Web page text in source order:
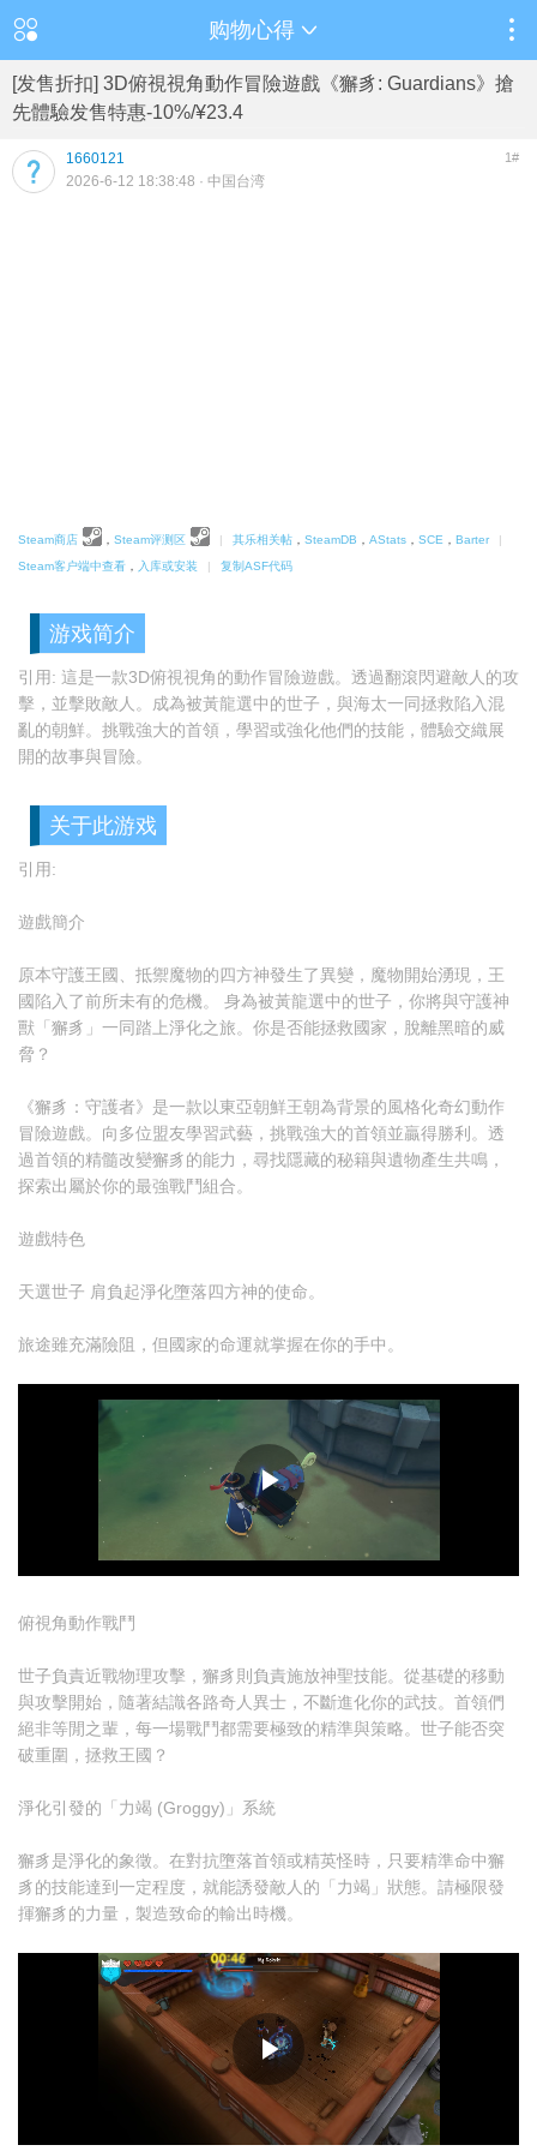
购物心得
[发售折扣] 3D俯視視角動作冒險遊戲《獬豸: Guardians》搶
先體驗发售特惠-10%/¥23.4
1660121 1#
2026-6-12 18:38:48 · 中国台湾
Steam商店 Steam评测区 | 其乐相关帖 SteamDB AStats SCE Barter
|
Steam客户端中查看
入库或安装 | 复制ASF代码
游戏简介
引用: 這是一款3D俯視視角的動作冒險遊戲。透過翻滾閃避敵人的攻
擊，並擊敗敵人。成為被黃龍選中的世子，與海太一同拯救陷入混
亂的朝鮮。挑戰強大的首領，學習或強化他們的技能，體驗交織展
開的故事與冒險。
关于此游戏
引用:
遊戲簡介
原本守護王國、抵禦魔物的四方神發生了異變，魔物開始湧現，王
國陷入了前所未有的危機。 身為被黃龍選中的世子，你將與守護神
獸「獬豸」一同踏上淨化之旅。你是否能拯救國家，脫離黑暗的威
脅？
《獬豸：守護者》是一款以東亞朝鮮王朝為背景的風格化奇幻動作
冒險遊戲。向多位盟友學習武藝，挑戰強大的首領並贏得勝利。透
過首領的精髓改變獬豸的能力，尋找隱藏的秘籍與遺物產生共鳴，
探索出屬於你的最強戰鬥組合。
遊戲特色
天選世子 肩負起淨化墮落四方神的使命。
旅途雖充滿險阻，但國家的命運就掌握在你的手中。
俯視角動作戰鬥
世子負責近戰物理攻擊，獬豸則負責施放神聖技能。從基礎的移動
與攻擊開始，隨著結識各路奇人異士，不斷進化你的武技。首領們
絕非等閒之輩，每一場戰鬥都需要極致的精準與策略。世子能否突
破重圍，拯救王國？
淨化引發的「力竭 (Groggy)」系統
獬豸是淨化的象徵。在對抗墮落首領或精英怪時，只要精準命中獬
豸的技能達到一定程度，就能誘發敵人的「力竭」狀態。請極限發
揮獬豸的力量，製造致命的輸出時機。